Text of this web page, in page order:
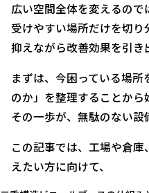
広い空間全体を変えるの
受けやすい場所だけを切
抑えながら改善効果を引き
まずは、今困っている場
のか」を整理することから
その一歩が、無駄のない設
この記事では、工場や倉
えたい方に向けて、